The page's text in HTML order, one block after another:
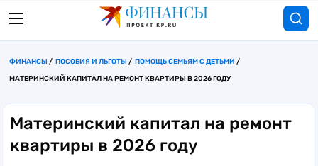
ФИНАНСЫ ПОСОБИЯ И ЛЬГОТЫ
ПОМОЩЬ СЕМЬЯМ С ДЕТЬМИ
МАТЕРИНСКИЙ КАПИТАЛ НА РЕМОНТ КВАРТИРЫ В 2026 ГОДУ
Материнский капитал на ремонт
квартиры в 2026 году